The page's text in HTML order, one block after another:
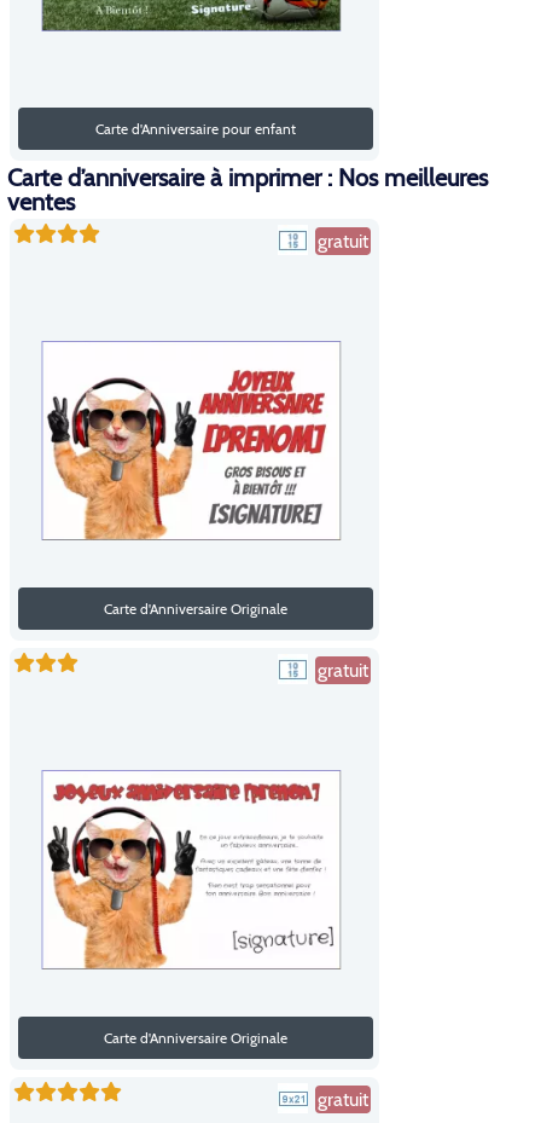
Carte d'Anniversaire pour enfant
Carte d’anniversaire à imprimer : Nos meilleures
ventes
gratuit
Carte d'Anniversaire Originale
gratuit
Carte d'Anniversaire Originale
gratuit